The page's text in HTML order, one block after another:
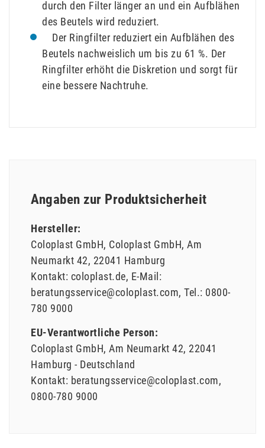
durch den Filter länger an und ein Aufblähen
des Beutels wird reduziert.
Der Ringfilter reduziert ein Aufblähen des
Beutels nachweislich um bis zu 61 %. Der
Ringfilter erhöht die Diskretion und sorgt für
eine bessere Nachtruhe.
Angaben zur Produktsicherheit
Hersteller:
Coloplast GmbH Coloplast GmbH Am
Neumarkt 42 22041 Hamburg
Kontakt: coloplast.de E-Mail:
beratungsservice@coloplast.com Tel.: 0800-
780 9000
EU-Verantwortliche Person:
Coloplast GmbH Am Neumarkt 42 22041
Hamburg
Deutschland
Kontakt: beratungsservice@coloplast.com
0800-780 9000